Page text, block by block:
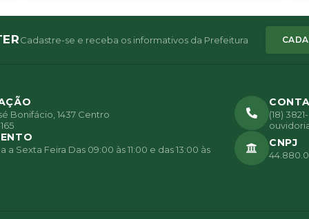
Cadastre-se e receba os informativos da Prefeitura
Bonifácio, 1437 Centro
(18)
a Sexta Feira Das 09:00 às 11:00 e das 13:00 às
CNPJ